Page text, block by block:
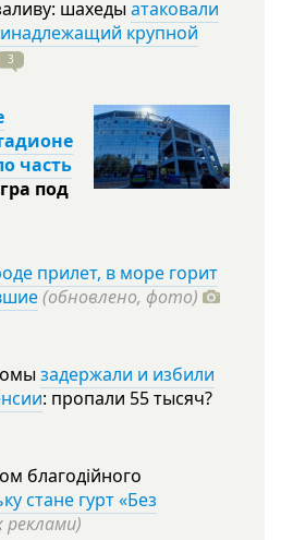
шахеды атаковали
крупной
3
часть
под
прилет, в море горит
(обновлено, фото)
задержали и избили
: пропали 55тысяч?
благодійного
стане гурт «Без
реклами)